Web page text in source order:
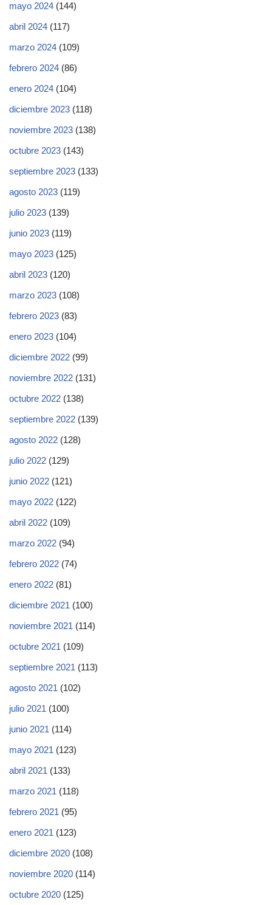
mayo 2024 (144)
abril 2024 (117)
marzo 2024 (109)
febrero 2024 (86)
enero 2024 (104)
diciembre 2023 (118)
noviembre 2023 (138)
octubre 2023 (143)
septiembre 2023 (133)
agosto 2023 (119)
julio 2023 (139)
junio 2023 (119)
mayo 2023 (125)
abril 2023 (120)
marzo 2023 (108)
febrero 2023 (83)
enero 2023 (104)
diciembre 2022 (99)
noviembre 2022 (131)
octubre 2022 (138)
septiembre 2022 (139)
agosto 2022 (128)
julio 2022 (129)
junio 2022 (121)
mayo 2022 (122)
abril 2022 (109)
marzo 2022 (94)
febrero 2022 (74)
enero 2022 (81)
diciembre 2021 (100)
noviembre 2021 (114)
octubre 2021 (109)
septiembre 2021 (113)
agosto 2021 (102)
julio 2021 (100)
junio 2021 (114)
mayo 2021 (123)
abril 2021 (133)
marzo 2021 (118)
febrero 2021 (95)
enero 2021 (123)
diciembre 2020 (108)
noviembre 2020 (114)
octubre 2020 (125)